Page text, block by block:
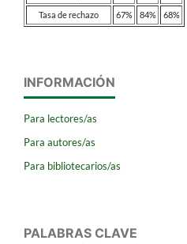
Tasa de rechazo
67% 84% 68%
INFORMACIÓN
Para lectores/as
Para autores/as
Para bibliotecarios/as
PALABRAS CLAVE